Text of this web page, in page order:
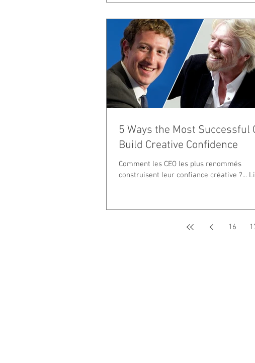
5 Ways the Most Successful
Build Creative Confidence
Comment les CEO les plus renommés
construisent leur
16